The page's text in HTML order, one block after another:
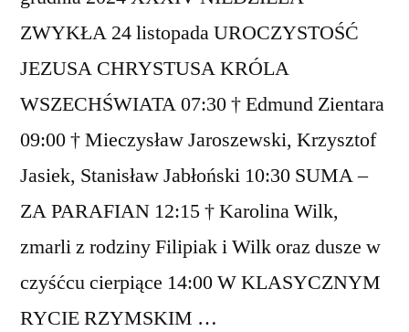
ZWYKŁA 24 listopada UROCZYSTOŚĆ
JEZUSA CHRYSTUSA KRÓLA
WSZECHŚWIATA 07:30 † Edmund Zientara
09:00 † Mieczysław Jaroszewski, Krzysztof
Jasiek, Stanisław Jabłoński 10:30 SUMA –
ZA PARAFIAN 12:15 † Karolina Wilk,
zmarli z rodziny Filipiak i Wilk oraz dusze w
czyśćcu cierpiące 14:00 W KLASYCZNYM
RYCIE RZYMSKIM …